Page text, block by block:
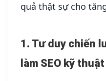
quả thật sự cho
1. Tư duy chiến
làm SEO kỹ thuật